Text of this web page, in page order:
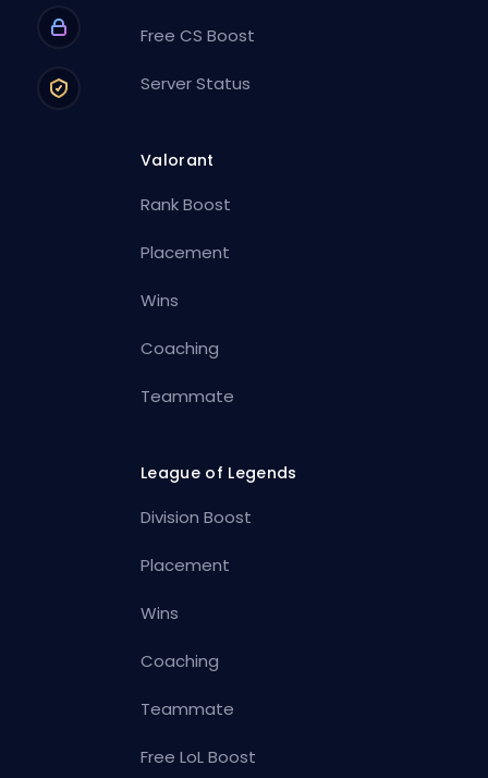
Free CS Boost
Server Status
Valorant
Rank Boost
Placement
Wins
Coaching
Teammate
League of Legends
Division Boost
Placement
Wins
Coaching
Teammate
Free LoL Boost